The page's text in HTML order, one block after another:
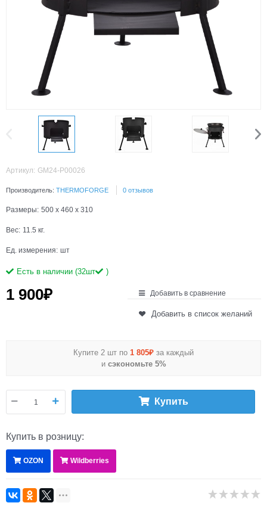
Артикул: GM24-P00026
Производитель: THERMOFORGE 0 отзывов
Размеры: 500 x 460 x 310
Вес: 11.5 кг.
Ед. измерения: шт
Есть в наличии (32шт )
1 900₽ Добавить в сравнение
Добавить в список желаний
Купите 2 шт по 1 805₽ за каждый
исэкономьте 5%
Купить
Купить в розницу:
OZON Wildberries